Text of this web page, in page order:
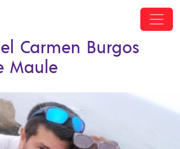
Carmen Burgos
Maule